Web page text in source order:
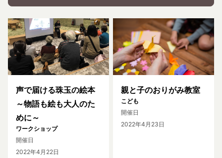
声で届ける珠玉の絵本
～物語も絵も大人のた
めに～
ワークショップ
開催日
2022年4月22日
親と子のおりがみ教室
こども
開催日
2022年4月23日